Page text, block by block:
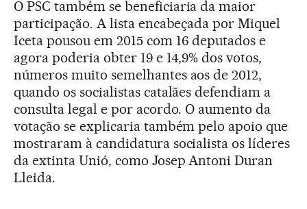
O PSC também se beneficiaria da maior
participação. A lista encabeçada por Miquel
Iceta pousou em 2015 com 16 deputados e
agora poderia obter 19 e 14,9% dos votos,
números muito semelhantes aos de 2012,
quando os socialistas catalães defendiam a
consulta legal e por acordo. O aumento da
votação se explicaria também pelo apoio que
mostraram à candidatura socialista os líderes
da extinta Unió, como Josep Antoni Duran
Lleida.